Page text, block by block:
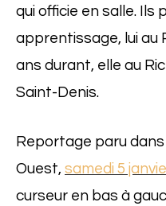
qui officie en salle. Ils
apprentissage, lui au
ans durant, elle au
Saint-Denis.
Reportage paru dans
Ouest, samedi 5
curseur en bas à